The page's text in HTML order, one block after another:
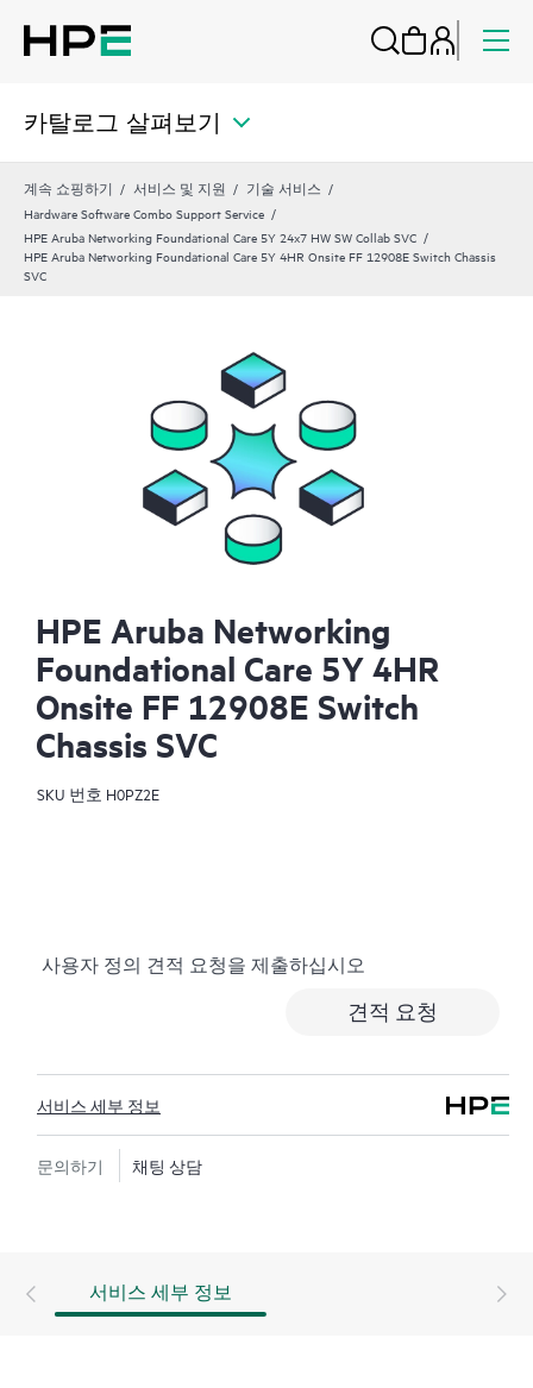
카탈로그 살펴보기
계속 쇼핑하기 서비스 및 지원
기술 서비스
Hardware Software Combo Support Service
HPE Aruba Networking Foundational Care 5Y 24x7 HW SW Collab SVC
HPE Aruba Networking Foundational Care 5Y 4HR Onsite FF 12908E Switch Chassis
SVC
HPE Aruba Networking
Foundational Care 5Y 4HR
Onsite FF 12908E Switch
Chassis SVC
SKU 번호 H0PZ2E
사용자 정의 견적 요청을 제출하십시오
견적 요청
서비스 세부 정보
문의하기 채팅 상담
서비스 세부 정보